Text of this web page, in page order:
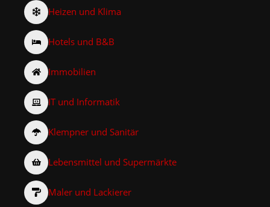
Heizen und Klima
Hotels und B&B
Immobilien
IT und Informatik
Klempner und Sanitär
Lebensmittel und Supermärkte
Maler und Lackierer